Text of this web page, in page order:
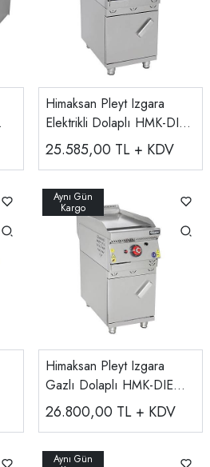
Himaksan Pleyt Izgara
Elektrikli Dolaplı HMK-DIE
478
25.585,00 TL + KDV
Himaksan Pleyt Izgara
Gazlı Dolaplı HMK-DIE
478
26.800,00 TL + KDV